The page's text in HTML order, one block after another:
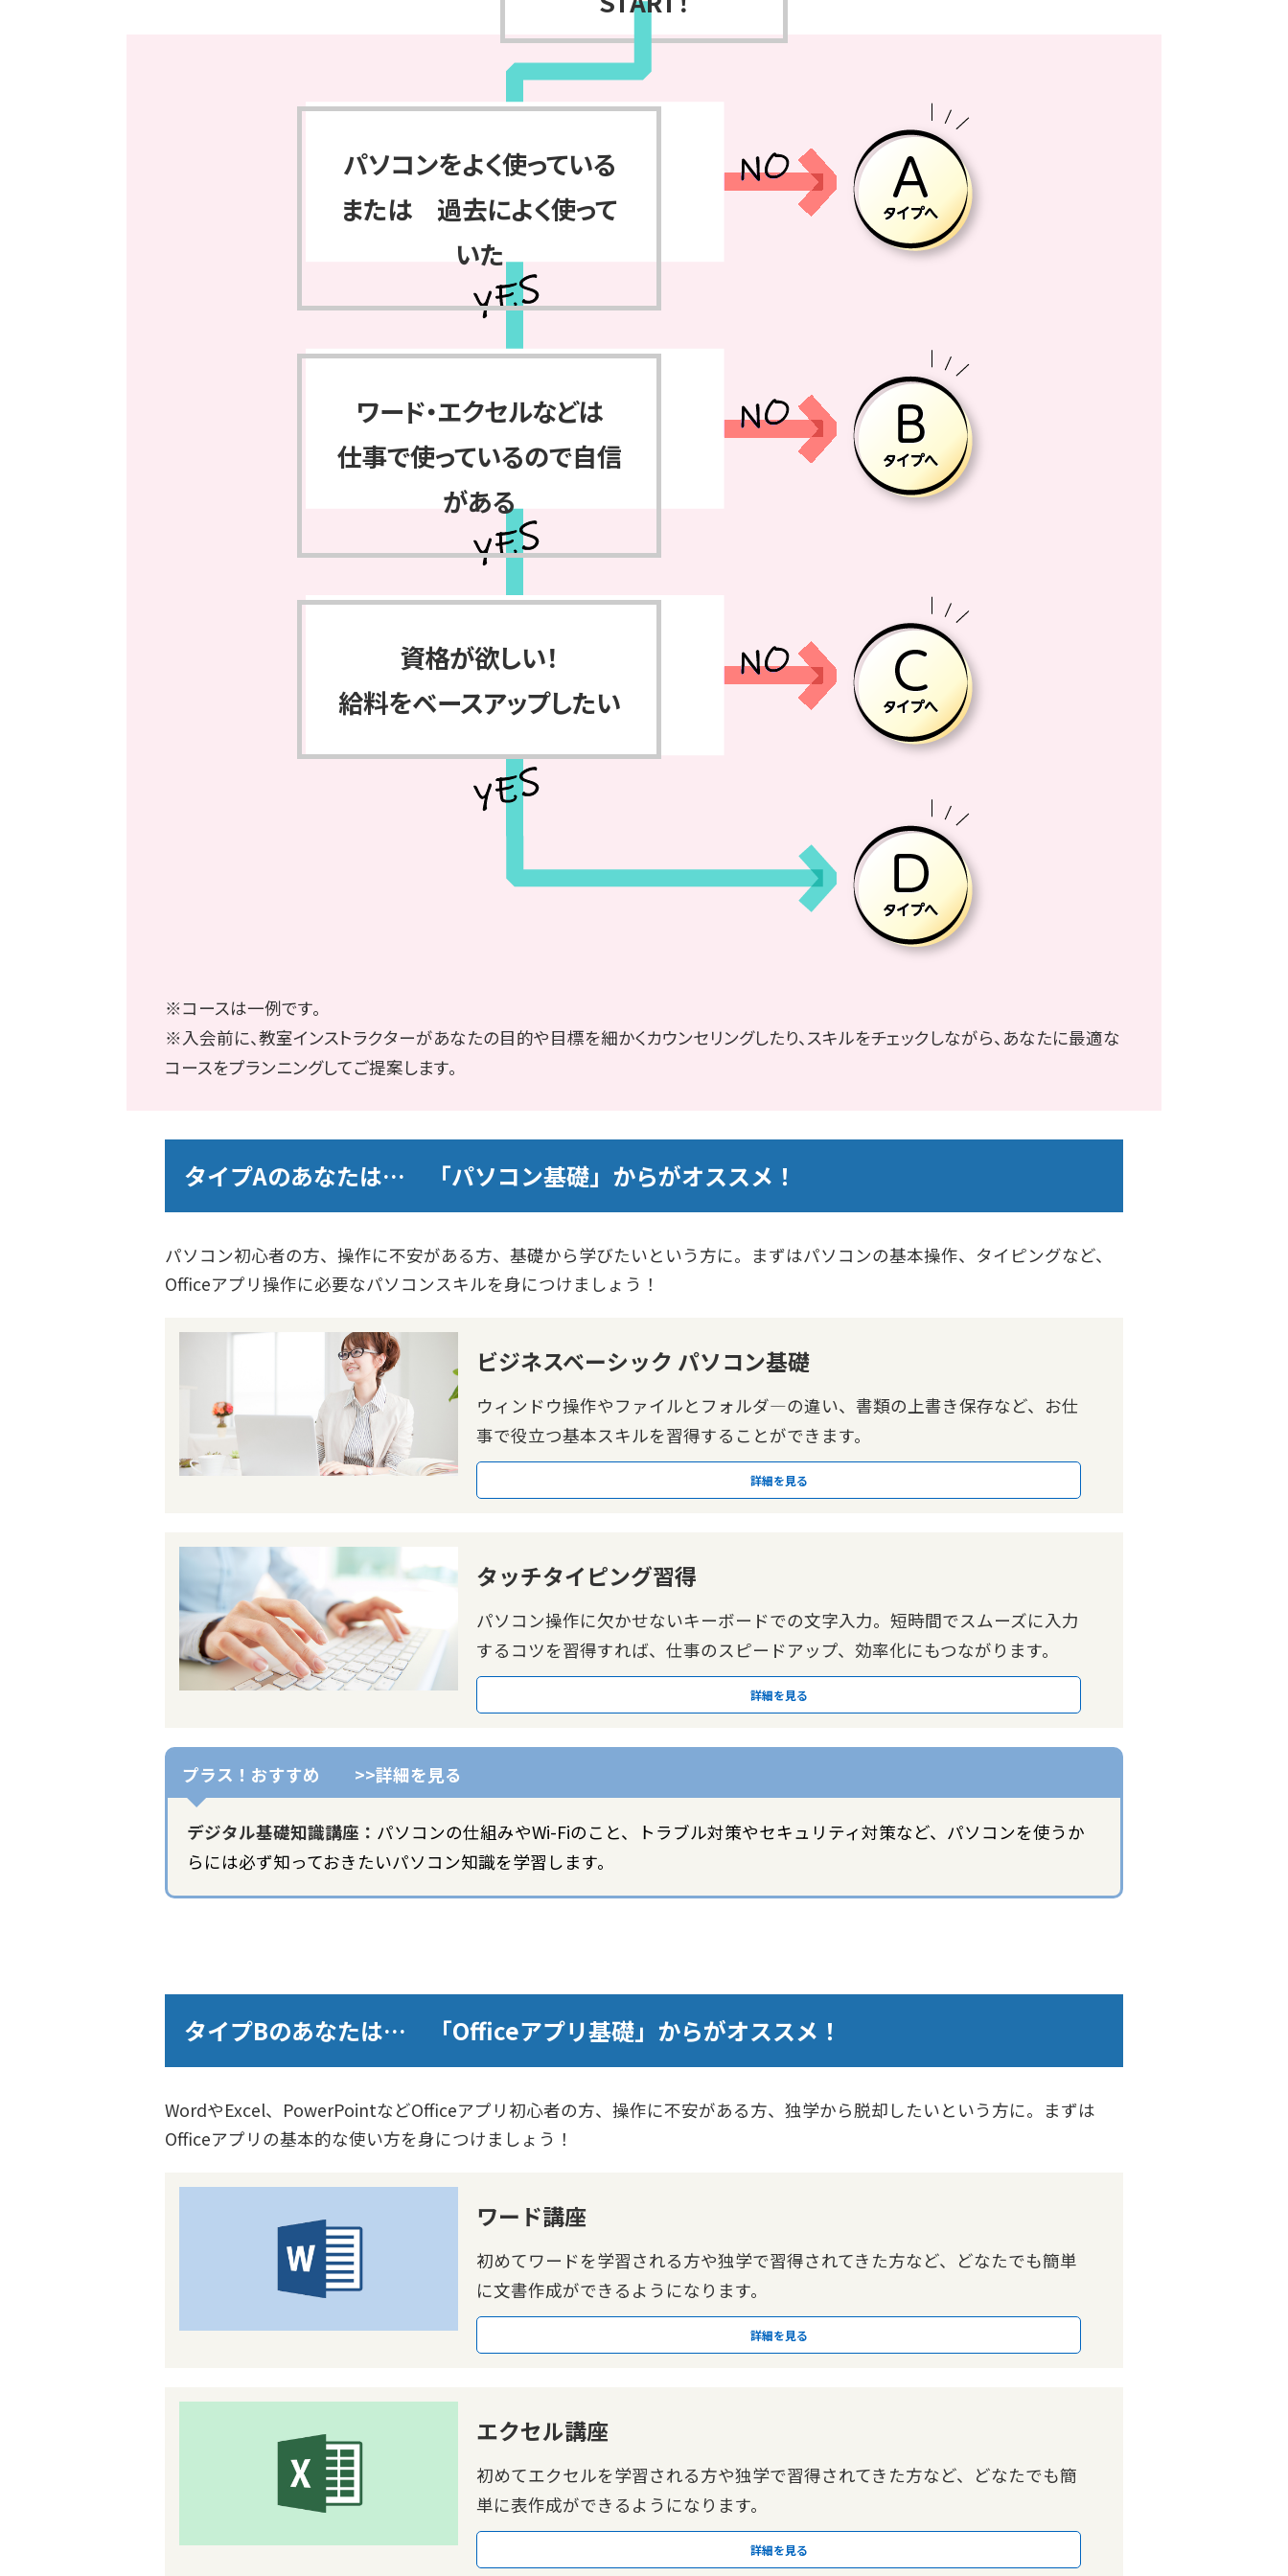
パソコンをよく使っている
または 過去によく使って
いた
ワード・エクセルなどは
仕事で使っているので自信
がある
資格が欲しい！
給料をベースアップしたい
※コースは一例です。
※入会前に、教室インストラクターがあなたの目的や目標を細かくカウンセリングしたり、スキルをチェックしながら、あなたに最適な
コースをプランニングしてご提案します。
タイプAのあなたは… 「パソコン基礎」からがオススメ！
パソコン初心者の方、操作に不安がある方、基礎から学びたいという方に。まずはパソコンの基本操作、タイピングなど、
Officeアプリ操作に必要なパソコンスキルを身につけましょう！
ビジネスベーシック パソコン基礎
ウィンドウ操作やファイルとフォルダ―の違い、書類の上書き保存など、お仕
事で役立つ基本スキルを習得することができます。
詳細を見る
タッチタイピング習得
パソコン操作に欠かせないキーボードでの文字入力。短時間でスムーズに入力
するコツを習得すれば、仕事のスピードアップ、効率化にもつながります。
詳細を見る
デジタル基礎知識講座： パソコンの仕組みやWi-Fiのこと、トラブル対策やセキュリティ対策など、パソコンを使うか
らには必ず知っておきたいパソコン知識を学習します。
タイプBのあなたは… 「Officeアプリ基礎」からがオススメ！
WordやExcel、PowerPointなどOfficeアプリ初心者の方、操作に不安がある方、独学から脱却したいという方に。まずは
Officeアプリの基本的な使い方を身につけましょう！
ワード講座
初めてワードを学習される方や独学で習得されてきた方など、どなたでも簡単
に文書作成ができるようになります。
詳細を見る
エクセル講座
初めてエクセルを学習される方や独学で習得されてきた方など、どなたでも簡
単に表作成ができるようになります。
詳細を見る